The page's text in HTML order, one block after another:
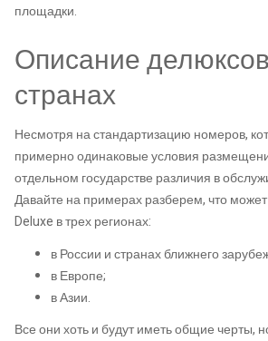
площадки.
Описание
странах
Несмотря на стандартизацию номеров,
примерно одинаковые условия
отдельном государстве различия в
Давайте на примерах разберем, что
Deluxe в трех регионах:
в России и странах ближнего
в Европе;
в Азии.
Все они хоть и будут иметь общие черты,